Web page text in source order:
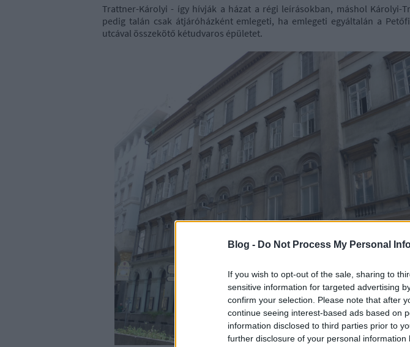
Blog - Do Not Process My Personal
If you wish to opt-out of the sale, sharing to
sensitive information for targeted advertising
confirm your selection. Please note that after
continue seeing interest-based ads based on
information disclosed to third parties prior to
further disclosure of your personal information
Trattner-Károlyi - így hívják a házat a régi leírásokban, máshol Károlyi-
pedig talán csak átjáróházként emlegeti, ha emlegeti egyáltalán a
utcával összekötő kétudvaros épületet.